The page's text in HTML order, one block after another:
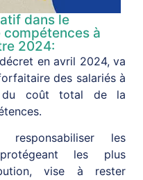
dans le
à
2024:
en avril 2024, va
des salariés à
du coût total de la
les
les plus
vise à rester